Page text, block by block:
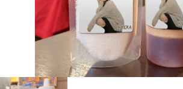
ショッピングを続ける
カートを確認する
上城ウエ販売グッズ
コラボ限定商品
天然昆布塩
天然昆布塩
在庫あり セール
並び順